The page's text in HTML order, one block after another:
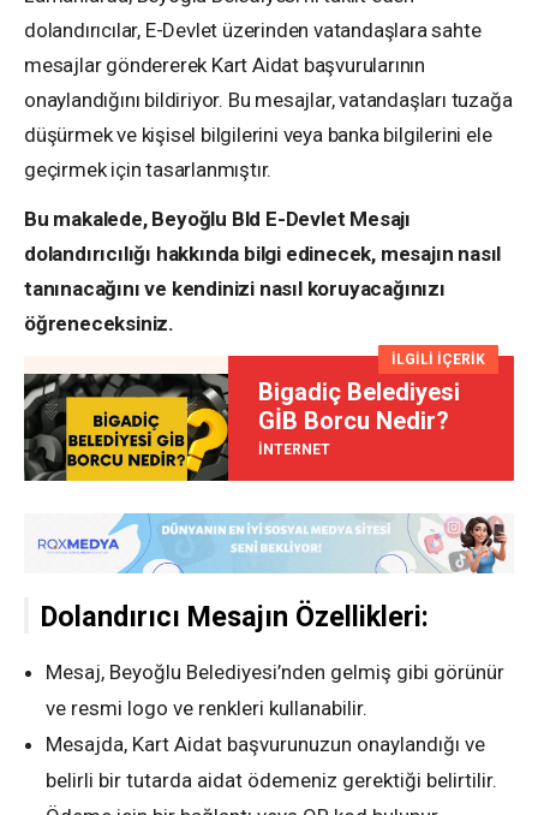
dolandırıcılar, E-Devlet üzerinden vatandaşlara sahte
mesajlar göndererek Kart Aidat başvurularının
onaylandığını bildiriyor. Bu mesajlar, vatandaşları tuzağa
düşürmek ve kişisel bilgilerini veya banka bilgilerini ele
geçirmek için tasarlanmıştır.
Bu makalede, Beyoğlu Bld E-Devlet Mesajı
dolandırıcılığı hakkında bilgi edinecek, mesajın nasıl
tanınacağını ve kendinizi nasıl koruyacağınızı
öğreneceksiniz.
İLGİLİ İÇERİK
Bigadiç Belediyesi
GİB Borcu Nedir?
İNTERNET
Dolandırıcı Mesajın Özellikleri:
Mesaj, Beyoğlu Belediyesi’nden gelmiş gibi görünür
ve resmi logo ve renkleri kullanabilir.
Mesajda, Kart Aidat başvurunuzun onaylandığı ve
belirli bir tutarda aidat ödemeniz gerektiği belirtilir.